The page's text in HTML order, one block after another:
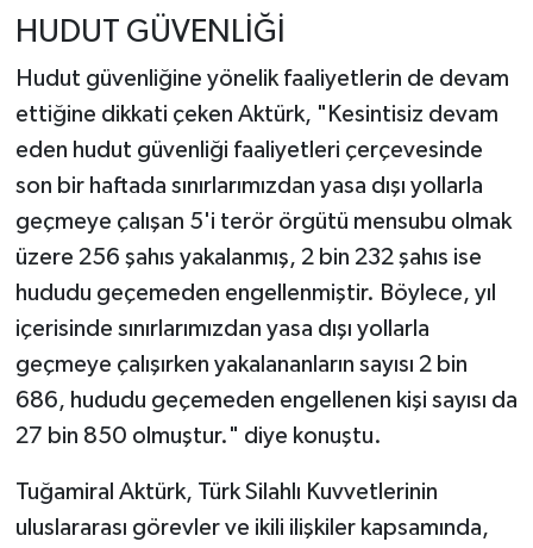
HUDUT GÜVENLİĞİ
Hudut güvenliğine yönelik faaliyetlerin de devam
ettiğine dikkati çeken Aktürk, "Kesintisiz devam
eden hudut güvenliği faaliyetleri çerçevesinde
son bir haftada sınırlarımızdan yasa dışı yollarla
geçmeye çalışan 5'i terör örgütü mensubu olmak
üzere 256 şahıs yakalanmış, 2 bin 232 şahıs ise
hududu geçemeden engellenmiştir. Böylece, yıl
içerisinde sınırlarımızdan yasa dışı yollarla
geçmeye çalışırken yakalananların sayısı 2 bin
686, hududu geçemeden engellenen kişi sayısı da
27 bin 850 olmuştur." diye konuştu.
Tuğamiral Aktürk, Türk Silahlı Kuvvetlerinin
uluslararası görevler ve ikili ilişkiler kapsamında,